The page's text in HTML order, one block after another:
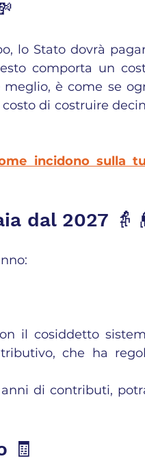
lo Stato dovrà
comporta un
meglio, è come se
di costruire
incidono sulla
dal 2027
il cosiddetto
che ha
anni di contributi,
🧾